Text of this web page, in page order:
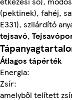
(pektinek), fahéj,
E331), szilárdító
tejsavó,
Átlagos tápérték
Energia:
Zsír:
amelyből telített